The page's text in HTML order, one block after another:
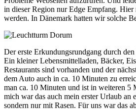
in dieser Region nur Edge Empfang.
werden. In Dänemark hatten wir solche
Der erste Erkundungsrundgang durch
Ein kleiner Lebensmittelladen, Bäcker,
Restaurants sind vorhanden und der
dem Auto auch in ca. 10 Minuten zu
man ca. 10 Minuten und ist in weiteren 5
mich war das auch mein erster Urlaub an
sondern nur mit Rasen. Für uns war das